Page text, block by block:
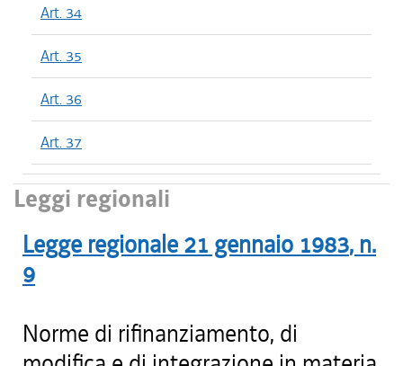
Art. 34
Art. 35
Art. 36
Art. 37
Leggi regionali
Legge regionale 21 gennaio 1983, n.
9
Norme di rifinanziamento, di